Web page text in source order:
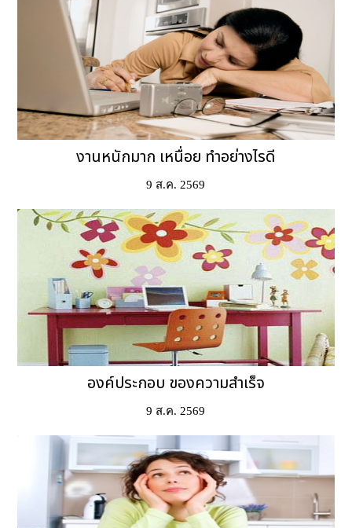
งานหนักมาก เหนื่อย ทำอย่างไรดี
9 ส.ค. 2569
องค์ประกอบ ของความสำเร็จ
9 ส.ค. 2569